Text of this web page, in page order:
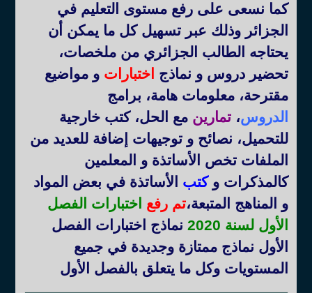
كما نسعى على رفع مستوى التعليم في
الجزائر وذلك عبر تسهيل كل ما يمكن أن
يحتاجه الطالب الجزائري من ملخصات،
تحضير دروس و نماذج اختباراتو مواضيع
مقترحة، معلومات هامة، برامج
الدروس،تمارينمع الحل، كتب خارجية
للتحميل، نصائح و توجيهات إضافة للعديد من
الملفات تخص الأساتذة و المعلمين
كالمذكرات وكتب الأساتذة في بعض المواد
و المناهج المتبعة،تم رفع اختبارات الفصل
الأول لسنة 2020
نماذج اختبارات الفصل
الأول نماذج ممتازة وجديدة في جميع
المستويات وكل ما يتعلق بالفصل الأول